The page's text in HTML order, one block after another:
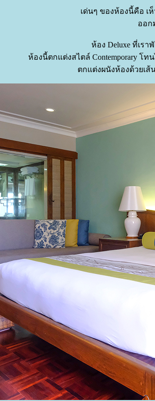
เด่นๆ ของห้องนี้คือ เ
ออก
ห้อง Deluxe ที่เรา
ห้องนี้ตกแต่งสไตล์ Contemporary โ
ตกแต่งผนังห้องด้วยเ